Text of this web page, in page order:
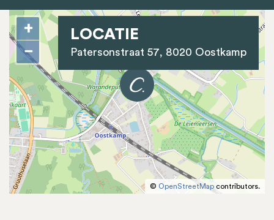
LOCATIE
Patersonstraat 57, 8020 Oostkamp
+
−
© OpenStreetMap contributors.